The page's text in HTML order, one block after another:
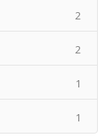
2
2
1
1